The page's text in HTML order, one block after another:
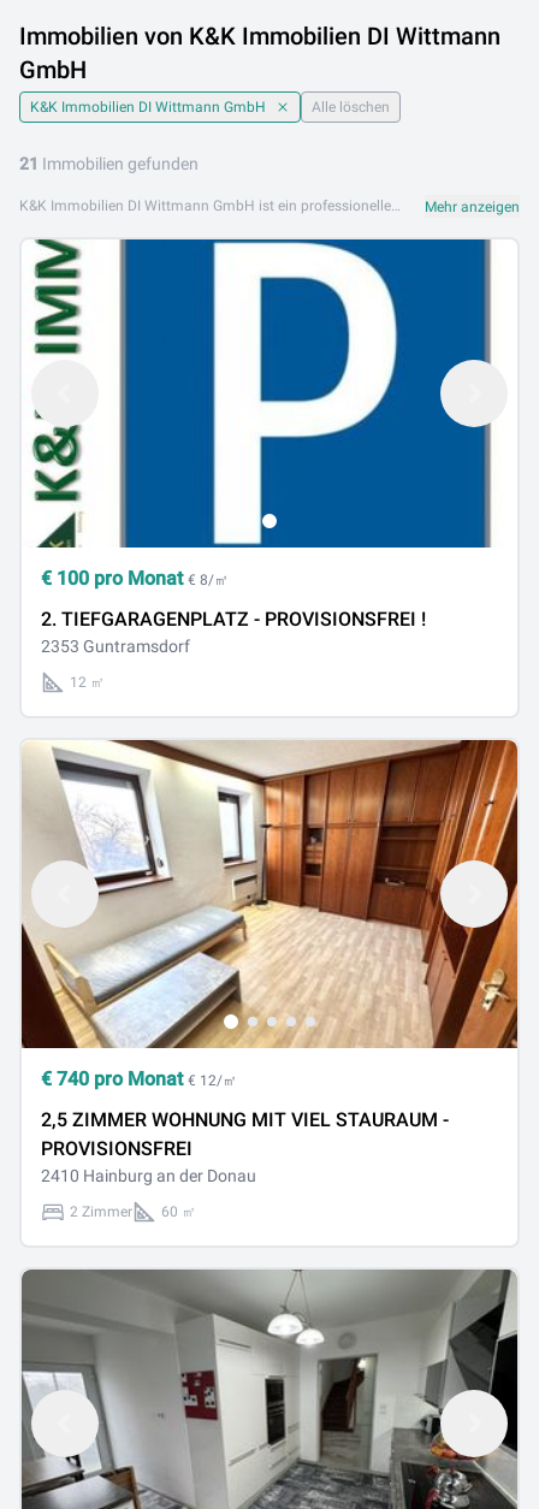
Immobilien von K&K Immobilien DI Wittmann
GmbH
K&K Immobilien DI Wittmann GmbH Alle löschen
21 Immobilien gefunden
K&K Immobilien DI Wittmann GmbH ist ein professionelles Wiener Immobilienunternehmen, das seinen Kunden fundierte technische und kaufmännische Beratung bei allen Immobilientransaktionen bietet. Mit einem erfahrenen Team und breitem Netzwerk begleitet K&K Immobilien Kunden bei Kauf, Verkauf und Vermietung von Immobilien. Das Portfolio von K&K Immobilien DI Wittmann GmbH umfasst Eigentumswohnungen, Mietwohnungen, Zinshäuser, Einfamilienhäuser und Anlageimmobilien in Wien und Niederosterreich. Das Team steht für Kompetenz, Transparenz und persönliche Betreuung. K&K Immobilien DI Wittmann GmbH ist an folgenden Standorten aktiv: 1070 Wien, 2380 Perchtoldsdorf. Entdecken Sie das Immobilienangebot von K&K Immobilien DI Wittmann GmbH auf Lib.at. Mehr anzeigen
€ 100 pro Monat € 8/㎡
2. TIEFGARAGENPLATZ - PROVISIONSFREI !
2353 Guntramsdorf
12 ㎡
€ 740 pro Monat € 12/㎡
2,5 ZIMMER WOHNUNG MIT VIEL STAURAUM -
PROVISIONSFREI
2410 Hainburg an der Donau
2 Zimmer 60 ㎡